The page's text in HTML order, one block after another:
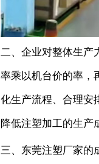
二、企业对整体生产
率乘以机台价的率，
化生产流程、合理安
降低注塑加工的生产
三、东莞注塑厂家的